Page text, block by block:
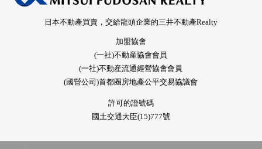
日本不動產買賣，交給龍頭企業的三井不動產Realty
加盟協會
(一社)不動産協會會員
(一社)不動産流通經營協會會員
(國營公司)首都圈房地產公平交易協議會
許可的證號碼
國土交通大臣(15)777號